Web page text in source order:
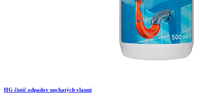
HG čistič odpadov upchatých vlasmi